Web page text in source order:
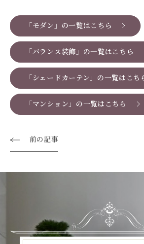
「モダン」の一覧はこちら
「バランス装飾」の一覧はこちら
「シェードカーテン」の一覧はこち
「マンション」の一覧はこちら
前の記事